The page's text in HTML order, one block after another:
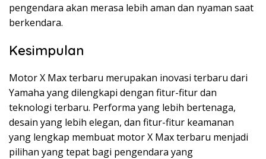
pengendara akan merasa lebih aman dan nyaman saat
berkendara.
Kesimpulan
Motor X Max terbaru merupakan inovasi terbaru dari
Yamaha yang dilengkapi dengan fitur-fitur dan
teknologi terbaru. Performa yang lebih bertenaga,
desain yang lebih elegan, dan fitur-fitur keamanan
yang lengkap membuat motor X Max terbaru menjadi
pilihan yang tepat bagi pengendara yang